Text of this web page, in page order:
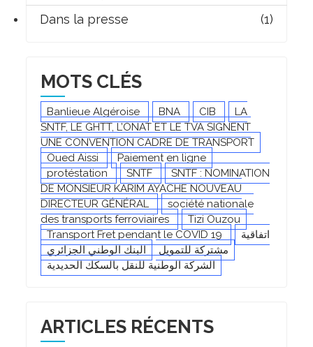
Dans la presse
(1)
MOTS CLÉS
Banlieue Algéroise BNA CIB
LA
SNTF, LE GHTT, L’ONAT ET LE TVA SIGNENT
UNE CONVENTION CADRE DE TRANSPORT
Oued Aissi
Paiement en ligne
protéstation
SNTF
SNTF : NOMINATION
DE MONSIEUR KARIM AYACHE NOUVEAU
DIRECTEUR GÉNÉRAL
société nationale
des transports ferroviaires
Tizi Ouzou
Transport Fret pendant le COVID 19
اتفاقية
مشتركة للتمويل
البنك الوطني الجزائري
الشركة الوطنية للنقل بالسكك الحديدية
ARTICLES RÉCENTS